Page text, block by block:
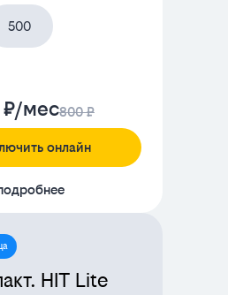
500
₽/мес800 ₽
онлайн
HIT Lite